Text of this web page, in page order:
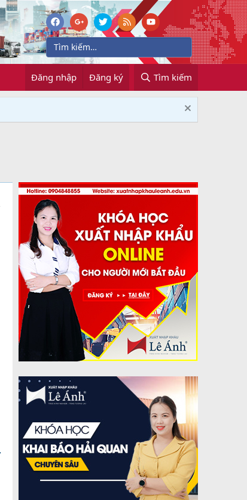
Đăng nhập Đăng ký Tìm kiếm